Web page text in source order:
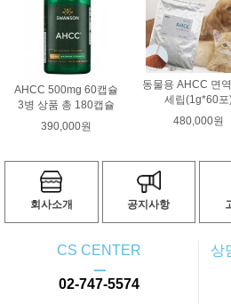
AHCC 500mg 60캡슐
3병 상품 총 180캡슐
390,000원
동물용 AHCC 면
세립(1g*60포
480,000원
회사소개 공지사항
CS CENTER
ㅡ
02-747-5574
상